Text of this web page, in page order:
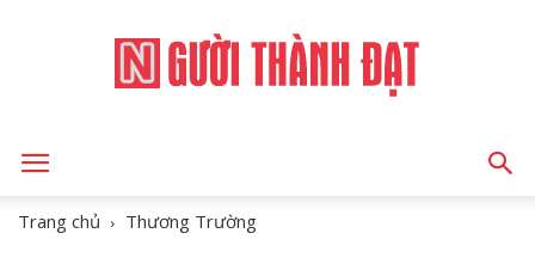
Trang chủ Thương Trường